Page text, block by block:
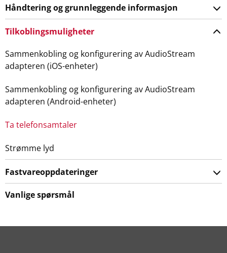
Håndtering og grunnleggende informasjon
Tilkoblingsmuligheter
Sammenkobling og konfigurering av AudioStream
adapteren (iOS-enheter)
Sammenkobling og konfigurering av AudioStream
adapteren (Android-enheter)
Ta telefonsamtaler
Strømme lyd
Fastvareoppdateringer
Vanlige spørsmål